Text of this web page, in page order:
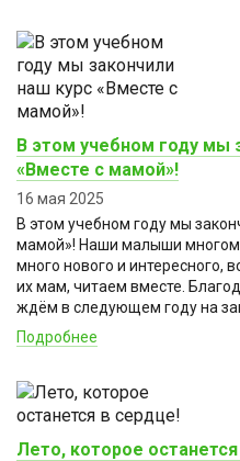
В этом учебном году мы
«Вместе с мамой»!
16 мая 2025
В этом учебном году мы
мамой»! Наши малыши
много нового и интересного,
их мам, читаем вместе.
ждём в следующем году на
Подробнее
Лето, которое